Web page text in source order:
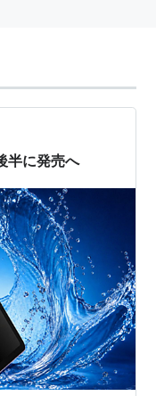
半に発売へ